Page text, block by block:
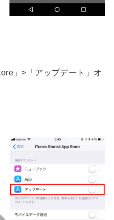
」>「アップデート」オ